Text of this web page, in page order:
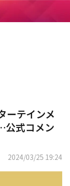
ーテインメ
公式コメン
2024/03/25 19:24